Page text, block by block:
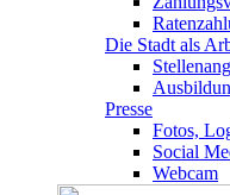
Die Stadt als
Presse
Fotos,
Social
Webcam